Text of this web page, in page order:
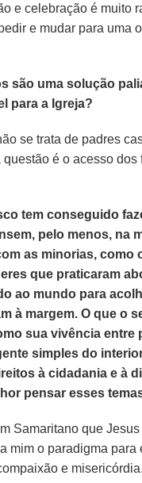
e celebração é muito
e mudar para uma
são uma solução
para a Igreja?
se trata de padres
questão é o acesso dos
tem conseguido
pelo menos, na
as minorias, como
que praticaram
ao mundo para
à margem. O que o
sua vivência entre
simples do
à cidadania e à
pensar esses
Samaritano que
mim o paradigma para
e